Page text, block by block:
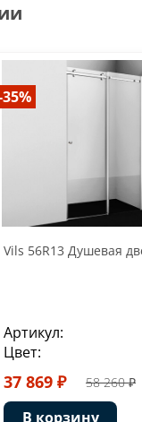
Vils 56R13 Душевая
Артикул:
Цвет:
37 869 ₽ 58 260 ₽
В корзину